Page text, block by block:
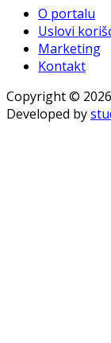
O portalu
Uslovi
Marketing
Kontakt
Copyright ©
Developed by